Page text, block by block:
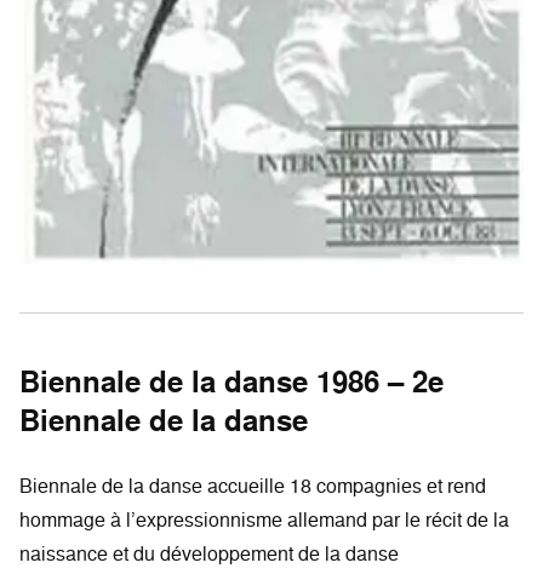
Biennale de la danse 1986 – 2e
Biennale de la danse
Biennale de la danse accueille 18 compagnies et rend
hommage à l’expressionnisme allemand par le récit de la
naissance et du développement de la danse